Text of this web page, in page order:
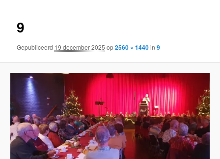
9
Gepubliceerd 19 december 2025 op2560 × 1440in9